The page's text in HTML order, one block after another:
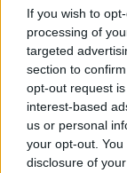
If you wish to
processing of
targeted
section to
opt-out request
interest-based
us or personal
your opt-out.
disclosure of